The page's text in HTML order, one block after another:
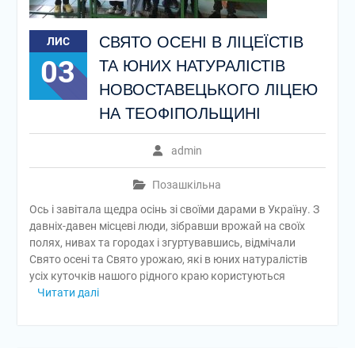
ЛИС
03
СВЯТО ОСЕНІ В ЛІЦЕЇСТІВ
ТА ЮНИХ НАТУРАЛІСТІВ
НОВОСТАВЕЦЬКОГО ЛІЦЕЮ
НА ТЕОФІПОЛЬЩИНІ
admin
Позашкільна
Ось і завітала щедра осінь зі своїми дарами в Україну. З
давніх-давен місцеві люди, зібравши врожай на своїх
полях, нивах та городах і згуртувавшись, відмічали
Свято осені та Свято урожаю, які в юних натуралістів
усіх куточків нашого рідного краю користуються
Читати далі